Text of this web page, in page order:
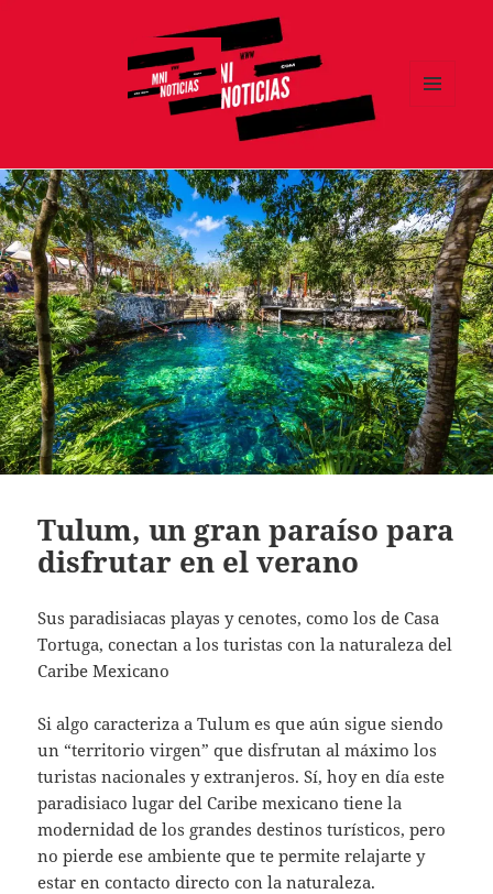
Tulum, un gran paraíso para
disfrutar en el verano
Sus paradisiacas playas y cenotes, como los de Casa
Tortuga, conectan a los turistas con la naturaleza del
Caribe Mexicano
Si algo caracteriza a Tulum es que aún sigue siendo
un “territorio virgen” que disfrutan al máximo los
turistas nacionales y extranjeros. Sí, hoy en día este
paradisiaco lugar del Caribe mexicano tiene la
modernidad de los grandes destinos turísticos, pero
no pierde ese ambiente que te permite relajarte y
estar en contacto directo con la naturaleza.